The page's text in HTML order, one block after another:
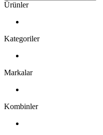
Ürünler
Kategoriler
Markalar
Kombinler